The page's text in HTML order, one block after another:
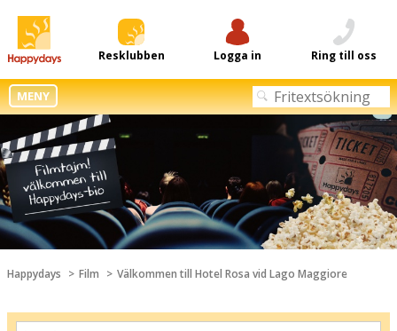
Resklubben Logga in Ring till oss
MENY
Happydays Film Välkommen till Hotel Rosa vid Lago Maggiore